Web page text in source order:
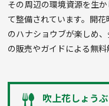
その周辺の環境資源を生
て整備されています。開
のハナショウブが楽しめ
の販売やガイドによる無料
吹上花しょう